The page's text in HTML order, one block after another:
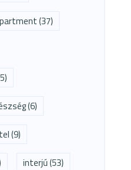
(37)
(6)
(9)
interjú(53)